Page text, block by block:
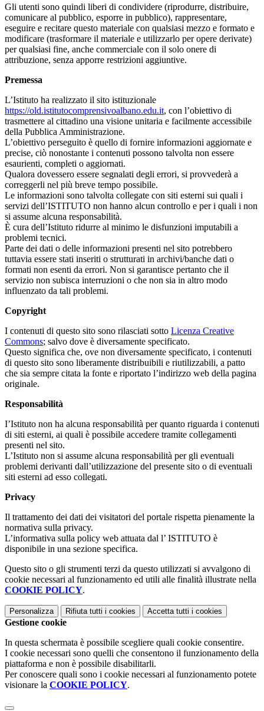
Gli utenti sono quindi liberi di condividere (riprodurre, distribuire,
comunicare al pubblico, esporre in pubblico), rappresentare,
eseguire e recitare questo materiale con qualsiasi mezzo e formato e
modificare (trasformare il materiale e utilizzarlo per opere derivate)
per qualsiasi fine, anche commerciale con il solo onere di
attribuzione, senza apporre restrizioni aggiuntive.
Premessa
L’Istituto ha realizzato il sito istituzionale
https://old.istitutocomprensivoalbano.edu.it, con l’obiettivo di
trasmettere al cittadino una visione unitaria e facilmente accessibile
della Pubblica Amministrazione.
L’obiettivo perseguito è quello di fornire informazioni aggiornate e
precise, ciò nonostante i contenuti possono talvolta non essere
esaurienti, completi o aggiornati.
Qualora dovessero essere segnalati degli errori, si provvederà a
correggerli nel più breve tempo possibile.
Le informazioni sono talvolta collegate con siti esterni sui quali i
servizi dell’ISTITUTO non hanno alcun controllo e per i quali i non
si assume alcuna responsabilità.
È cura dell’Istituto ridurre al minimo le disfunzioni imputabili a
problemi tecnici.
Parte dei dati o delle informazioni presenti nel sito potrebbero
tuttavia essere stati inseriti o strutturati in archivi/banche dati o
formati non esenti da errori. Non si garantisce pertanto che il
servizio non subisca interruzioni o che non sia in altro modo
influenzato da tali problemi.
Copyright
I contenuti di questo sito sono rilasciati sotto Licenza Creative
Commons; salvo dove è diversamente specificato.
Questo significa che, ove non diversamente specificato, i contenuti
di questo sito sono liberamente distribuibili e riutilizzabili, a patto
che sia sempre citata la fonte e riportato l’indirizzo web della pagina
originale.
Responsabilità
I’Istituto non ha alcuna responsabilità per quanto riguarda i contenuti
di siti esterni, ai quali è possibile accedere tramite collegamenti
presenti nel sito.
L’Istituto non si assume alcuna responsabilità per gli eventuali
problemi derivanti dall’utilizzazione del presente sito o di eventuali
siti esterni ad esso collegati.
Privacy
Il trattamento dei dati dei visitatori del portale rispetta pienamente la
normativa sulla privacy.
L’informativa sulla policy web attuata dal l’ ISTITUTO è
disponibile in una sezione specifica.
Questo sito o gli strumenti terzi da questo utilizzati si avvalgono di
cookie necessari al funzionamento ed utili alle finalità illustrate nella
COOKIE POLICY.
Personalizza Rifiuta tutti i cookies Accetta tutti i cookies
Gestione cookie
In questa schermata è possibile scegliere quali cookie consentire.
I cookie necessari sono quelli che consentono il funzionamento della
piattaforma e non è possibile disabilitarli.
Per conoscere quali sono i cookie necessari al funzionamento potete
visionare la COOKIE POLICY.